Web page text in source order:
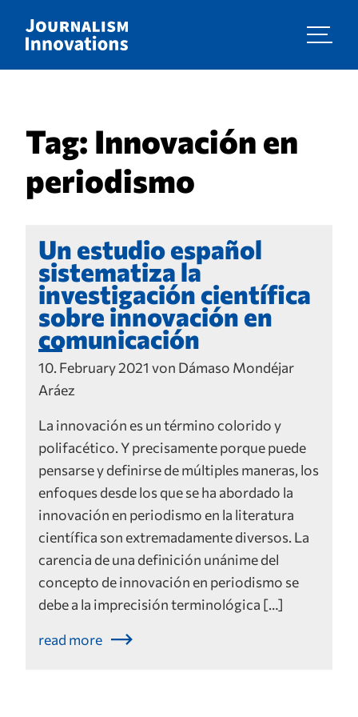
Tag: Innovación en
periodismo
Un estudio español
sistematiza la
investigación científica
sobre innovación en
comunicación
10. February 2021 von Dámaso Mondéjar
Aráez
La innovación es un término colorido y
polifacético. Y precisamente porque puede
pensarse y definirse de múltiples maneras, los
enfoques desde los que se ha abordado la
innovación en periodismo en la literatura
científica son extremadamente diversos. La
carencia de una definición unánime del
concepto de innovación en periodismo se
debe a la imprecisión terminológica […]
read more